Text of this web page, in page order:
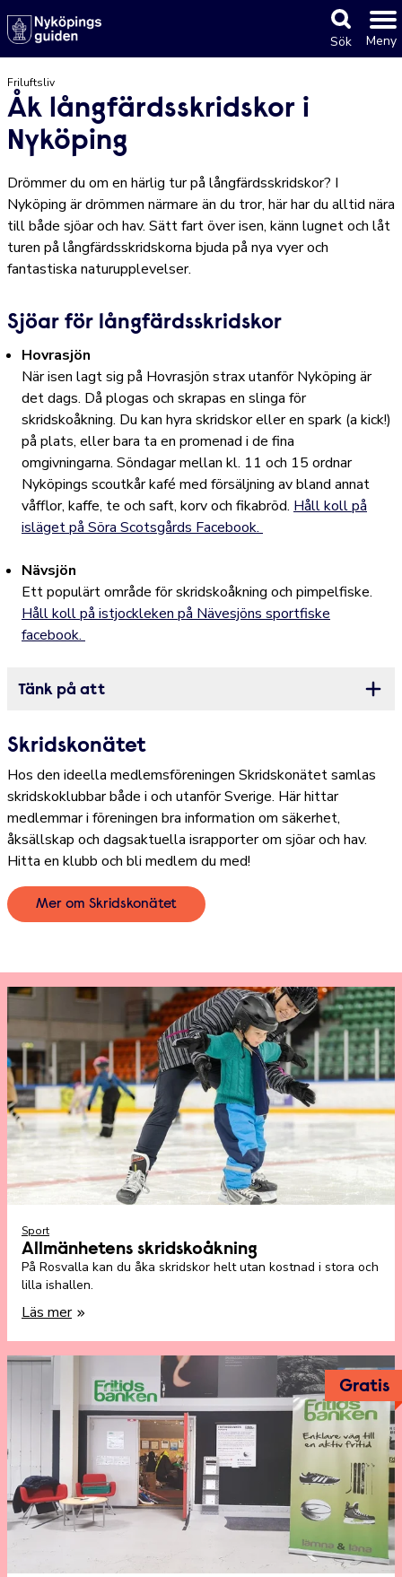
Sök Meny
Friluftsliv
Åk långfärdsskridskor i
Nyköping
Drömmer du om en härlig tur på långfärdsskridskor? I
Nyköping är drömmen närmare än du tror, här har du alltid nära
till både sjöar och hav. Sätt fart över isen, känn lugnet och låt
turen på långfärdsskridskorna bjuda på nya vyer och
fantastiska naturupplevelser.
Sjöar för långfärdsskridskor
Hovrasjön
När isen lagt sig på Hovrasjön strax utanför Nyköping är
det dags. Då plogas och skrapas en slinga för
skridskoåkning. Du kan hyra skridskor eller en spark (a kick!)
på plats, eller bara ta en promenad i de fina
omgivningarna. Söndagar mellan kl. 11 och 15 ordnar
Nyköpings scoutkår kafé med försäljning av bland annat
våfflor, kaffe, te och saft, korv och fikabröd. Håll koll på
isläget på Söra Scotsgårds Facebook.
Nävsjön
Ett populärt område för skridskoåkning och pimpelfiske.
Håll koll på istjockleken på Nävesjöns sportfiske
facebook.
Tänk på att
Skridskonätet
Hos den ideella medlemsföreningen Skridskonätet samlas
skridskoklubbar både i och utanför Sverige. Här hittar
medlemmar i föreningen bra information om säkerhet,
åksällskap och dagsaktuella israpporter om sjöar och hav.
Hitta en klubb och bli medlem du med!
Mer om Skridskonätet
Sport
Allmänhetens skridskoåkning
På Rosvalla kan du åka skridskor helt utan kostnad i stora och
lilla ishallen.
Läs mer
Gratis